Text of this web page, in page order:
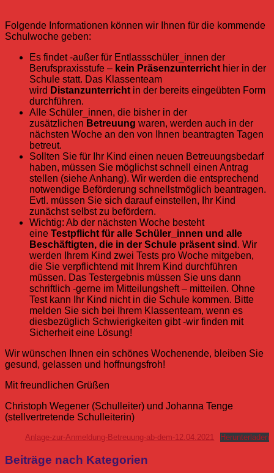
Folgende Informationen können wir Ihnen für die kommende
Schulwoche geben:
Es findet -außer für Entlassschüler_innen der
Berufspraxisstufe – kein Präsenzunterrichthier in der
Schule statt. Das Klassenteam
wird Distanzunterrichtin der bereits eingeübten Form
durchführen.
Alle Schüler_innen, die bisher in der
zusätzlichen Betreuung waren, werden auch in der
nächsten Woche an den von Ihnen beantragten Tagen
betreut.
Sollten Sie für Ihr Kind einen neuen Betreuungsbedarf
haben, müssen Sie möglichst schnell einen Antrag
stellen (siehe Anhang). Wir werden die entsprechend
notwendige Beförderung schnellstmöglich beantragen.
Evtl. müssen Sie sich darauf einstellen, Ihr Kind
zunächst selbst zu befördern.
Wichtig: Ab der nächsten Woche besteht
eine Testpflicht für alle Schüler_innen und alle
Beschäftigten, die in der Schule präsent sind . Wir
werden Ihrem Kind zwei Tests pro Woche mitgeben,
die Sie verpflichtend mit Ihrem Kind durchführen
müssen. Das Testergebnis müssen Sie uns dann
schriftlich -gerne im Mitteilungsheft – mitteilen. Ohne
Test kann Ihr Kind nicht in die Schule kommen. Bitte
melden Sie sich bei Ihrem Klassenteam, wenn es
diesbezüglich Schwierigkeiten gibt -wir finden mit
Sicherheit eine Lösung!
Wir wünschen Ihnen ein schönes Wochenende, bleiben Sie
gesund, gelassen und hoffnungsfroh!
Mit freundlichen Grüßen
Christoph Wegener (Schulleiter) und Johanna Tenge
(stellvertretende Schulleiterin)
Anlage-zur-Anmeldung-Betreuung-ab-dem-12.04.2021 Herunterladen
Allgemein
ElternElternbrief
Beiträge nach Kategorien